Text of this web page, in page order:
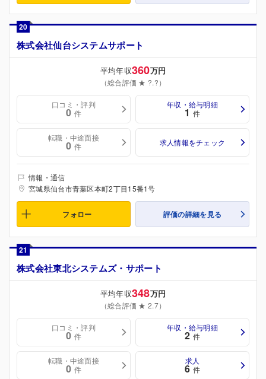
20
株式会社仙台システムサポート
平均年収360万円
（総合評価 ★ ?.?）
口コミ・評判
0 件
年収・給与明細
1 件
転職・中途面接
0 件 求人情報をチェック
情報・通信
宮城県仙台市青葉区本町2丁目15番1号
フォロー 評価の詳細を見る
21
株式会社東北システムズ・サポート
平均年収348万円
（総合評価 ★ 2.7）
口コミ・評判
0 件
年収・給与明細
2 件
転職・中途面接
0 件
求人
6 件